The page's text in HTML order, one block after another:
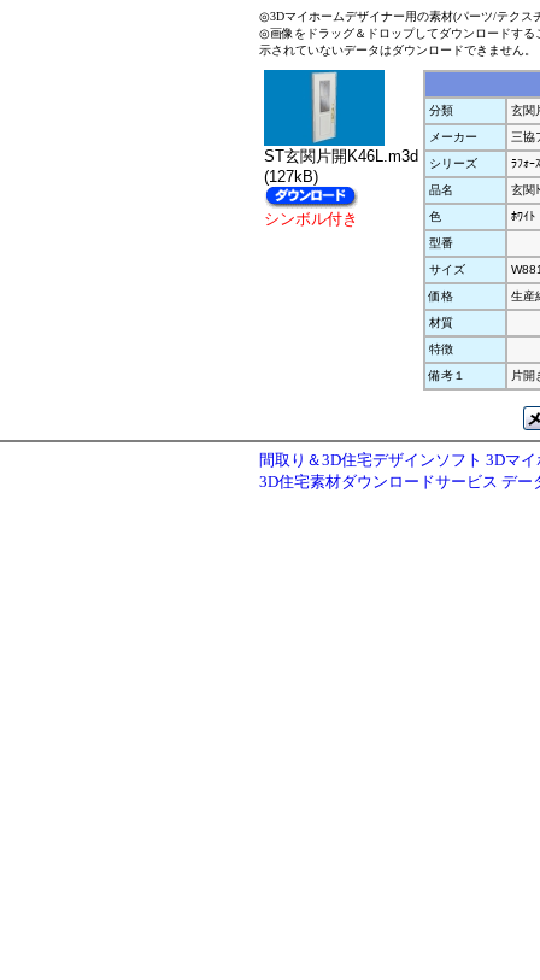
◎3Dマイホームデザイナー用の素材(パーツ/テクス
◎画像をドラッグ＆ドロップしてダウンロードす
示されていないデータはダウンロードできません。
ST玄関片開K46L.m3d
(127kB)
シンボル付き
分類
玄関
メーカー
三協
シリーズ
ﾗﾌｫｰ
品名
玄関
色
ﾎﾜｲﾄ
型番
サイズ
価格
生産
材質
特徴
備考１
片開
間取り＆3D住宅デザインソフト 3Dマ
3D住宅素材ダウンロードサービス デー